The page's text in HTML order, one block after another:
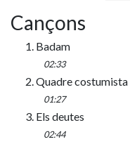
Cançons
1. Badam
02:33
2. Quadre costumista
01:27
3. Els deutes
02:44